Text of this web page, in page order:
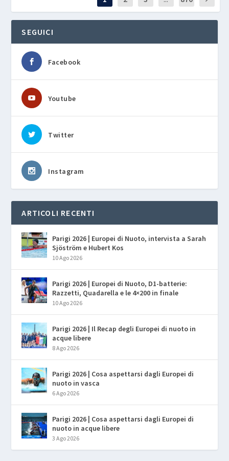
SEGUICI
Facebook
Youtube
Twitter
Instagram
ARTICOLI RECENTI
Parigi 2026 | Europei di Nuoto, intervista a Sarah
Sjöström e Hubert Kos
10 Ago 2026
Parigi 2026 | Europei di Nuoto, D1-batterie:
Razzetti, Quadarella e le 4×200 in finale
10 Ago 2026
Parigi 2026 | Il Recap degli Europei di nuoto in
acque libere
8 Ago 2026
Parigi 2026 | Cosa aspettarsi dagli Europei di
nuoto in vasca
6 Ago 2026
Parigi 2026 | Cosa aspettarsi dagli Europei di
nuoto in acque libere
3 Ago 2026